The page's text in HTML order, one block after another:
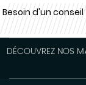
Besoin d'un
DÉCOUVREZ NOS